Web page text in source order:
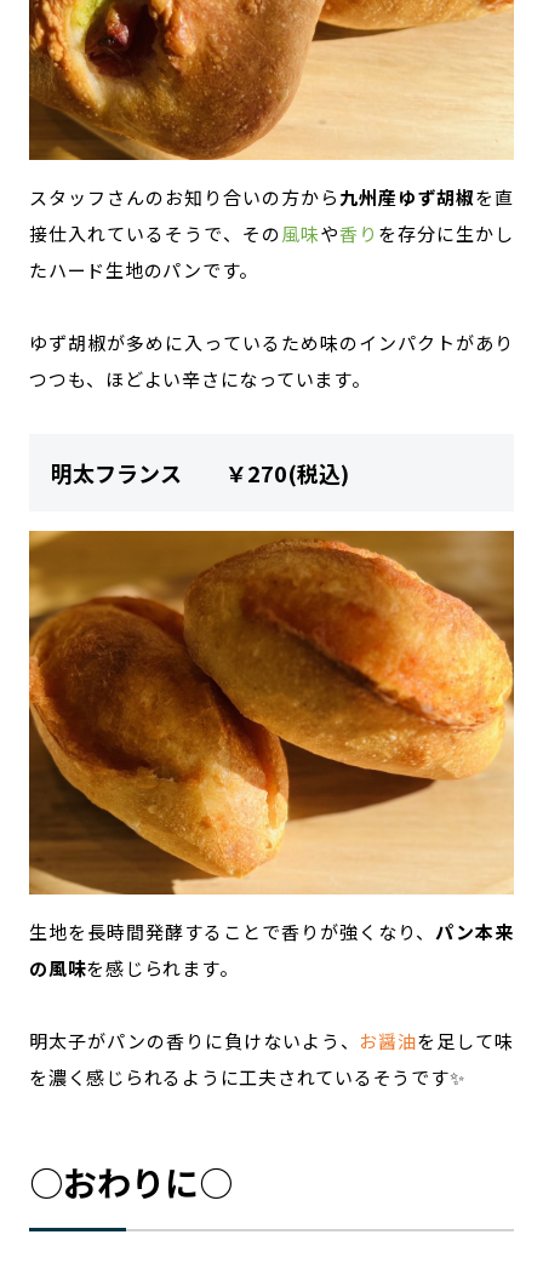
スタッフさんのお知り合いの方から九州産ゆず胡椒を直
接仕入れているそうで、その風味や香り を存分に生かし
たハード生地のパンです。
ゆず胡椒が多めに入っているため味のインパクトがあり
つつも、ほどよい辛さになっています。
明太フランス ￥270(税込)
生地を長時間発酵することで香りが強くなり、 パン本来
の風味を感じられます。
明太子がパンの香りに負けないよう、 お醤油を足して味
を濃く感じられるように工夫されているそうです✨
○おわりに○